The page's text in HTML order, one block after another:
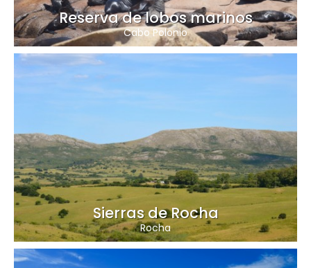
Reserva de lobos marinos
Cabo Polonio
Sierras de Rocha
Rocha